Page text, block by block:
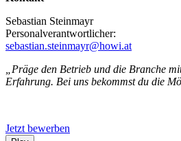
Sebastian Steinmayr
Personalverantwortlicher:
sebastian.steinmayr@howi.at
„Präge den Betrieb und die Branche
Erfahrung. Bei uns bekommst du die
Jetzt bewerben